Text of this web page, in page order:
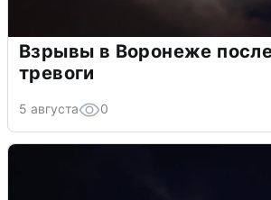
Взрывы в Воронеже
тревоги
5 августа 0